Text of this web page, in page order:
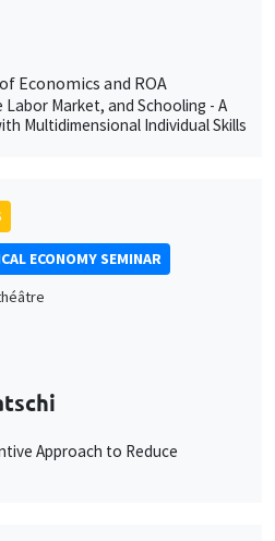
Economics and ROA
Market, and Schooling - A
Multidimensional Individual Skills
ECONOMY SEMINAR
Approach to Reduce